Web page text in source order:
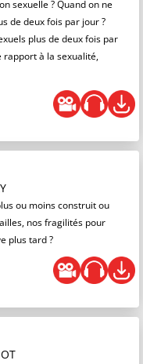
sexuelle ? Quand on ne
de deux fois par jour ?
plus de deux fois par
rapport à la sexualité,
ou moins construit ou
nos fragilités pour
plus tard ?